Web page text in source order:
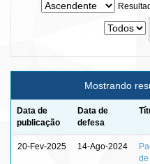
Mostrando
Data de
publicação
Data de
defesa
20-Fev-2025 14-Ago-2024
de